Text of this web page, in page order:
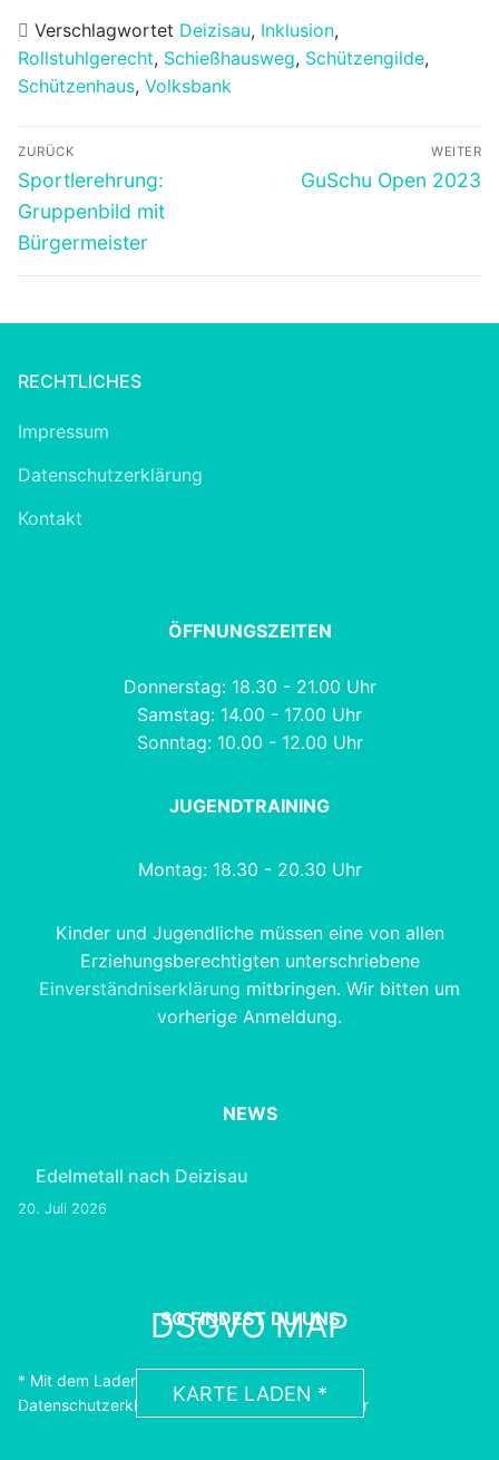
Verschlagwortet Deizisau, Inklusion,
Rollstuhlgerecht, Schießhausweg, Schützengilde,
Schützenhaus, Volksbank
Beitragsnavigation
ZURÜCK
Vorheriger
Beitrag:
Sportlerehrung:
Gruppenbild mit
Bürgermeister
WEITER
Nächster
GuSchu Open 2023
RECHTLICHES
Impressum
Datenschutzerklärung
Kontakt
ÖFFNUNGSZEITEN
Donnerstag: 18.30 - 21.00 Uhr
Samstag: 14.00 - 17.00 Uhr
Sonntag: 10.00 - 12.00 Uhr
JUGENDTRAINING
Montag: 18.30 - 20.30 Uhr
Kinder und Jugendliche müssen eine von allen
Erziehungsberechtigten unterschriebene
Einverständniserklärung mitbringen. Wir bitten um
vorherige Anmeldung.
NEWS
Edelmetall nach Deizisau
20. Juli 2026
SO FINDEST DU UNS
DSGVO MAP
KARTE LADEN *
* Mit dem Laden der Karte akzeptierst du die
Datenschutzerklärung von Google.Erfahre Mehr